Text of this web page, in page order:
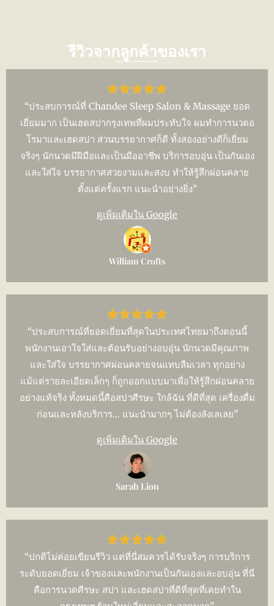
รีวิวจากลูกค้าของเรา
“ประสบการณ์ที่ Chandee Sleep Salon & Massage ยอด
เยี่ยมมาก เป็นเฮดสปากรุงเทพที่ผมประทับใจ ผมทำการนวดอ
โรมาและเฮดสปา ส่วนบรรยากาศก็ดี ทั้งสองอย่างดีก็เยี่ยม
จริงๆ นักนวดมีฝีมือและเป็นมืออาชีพ บริการอบอุ่น เป็นกันเอง
และใส่ใจ บรรยากาศสวยงามและสงบ ทำให้รู้สึกผ่อนคลาย
ตั้งแต่ครั้งแรก แนะนำอย่างยิ่ง”
ดูเพิ่มเติมใน Google
William Crofts
“ประสบการณ์ที่ยอดเยี่ยมที่สุดในประเทศไทยมาถึงตอนนี้
พนักงานเอาใจใส่และต้อนรับอย่างอบอุ่น นักนวดมีคุณภาพ
และใส่ใจ บรรยากาศผ่อนคลายจนแทบลืมเวลา ทุกอย่าง
แม้แต่รายละเอียดเล็กๆ ก็ถูกออกแบบมาเพื่อให้รู้สึกผ่อนคลาย
อย่างแท้จริง ทั้งหมดนี้คือสปาศีรษะ ใกล้ฉัน ที่ดีที่สุด เครื่องดื่ม
ก่อนและหลังบริการ… แนะนำมากๆ ไม่ต้องลังเลเลย”
ดูเพิ่มเติมใน Google
Sarah Lion
“ปกติไม่ค่อยเขียนรีวิว แต่ที่นี่สมควรได้รับจริงๆ การบริการ
ระดับยอดเยี่ยม เจ้าของและพนักงานเป็นกันเองและอบอุ่น ที่นี่
คือการนวดศีรษะ สปา และเฮดสปาที่ดีที่สุดที่เคยทำใน